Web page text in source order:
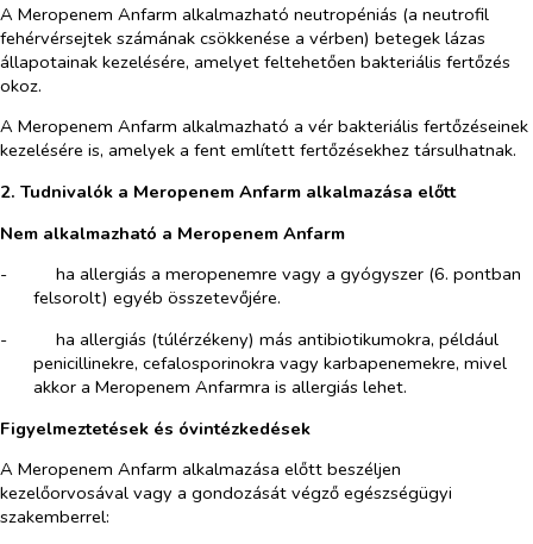
A Meropenem Anfarm alkalmazható neutropéniás (a neutrofil
fehérvérsejtek számának csökkenése a vérben) betegek lázas
állapotainak kezelésére, amelyet feltehetően bakteriális fertőzés
okoz.
A Meropenem Anfarm alkalmazható a vér bakteriális fertőzéseinek
kezelésére is, amelyek a fent említett fertőzésekhez társulhatnak.
2. Tudnivalók a Meropenem Anfarm alkalmazása előtt
Nem alkalmazható a Meropenem Anfarm
-​
ha allergiás a meropenemre vagy a gyógyszer (6. pontban
felsorolt) egyéb összetevőjére.
-​
ha allergiás (túlérzékeny) más antibiotikumokra, például
penicillinekre, cefalosporinokra vagy karbapenemekre, mivel
akkor a Meropenem Anfarmra is allergiás lehet.
Figyelmeztetések és óvintézkedések
A Meropenem Anfarm alkalmazása előtt beszéljen
kezelőorvosával vagy a gondozását végző egészségügyi
szakemberrel: